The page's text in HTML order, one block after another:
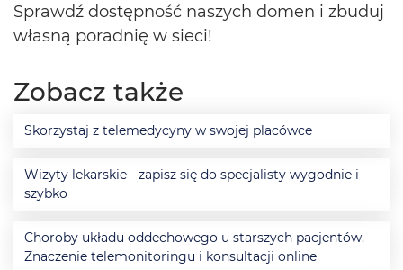
Sprawdź dostępność naszych domen i zbuduj
własną poradnię w sieci!
Zobacz także
Skorzystaj z telemedycyny w swojej placówce
Wizyty lekarskie - zapisz się do specjalisty wygodnie i
szybko
Choroby układu oddechowego u starszych pacjentów.
Znaczenie telemonitoringu i konsultacji online